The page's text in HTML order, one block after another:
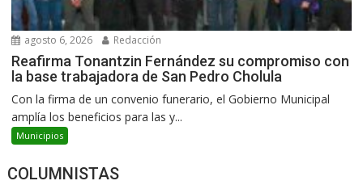
agosto 6, 2026 Redacción
Reafirma Tonantzin Fernández su compromiso con
la base trabajadora de San Pedro Cholula
Con la firma de un convenio funerario, el Gobierno Municipal
amplía los beneficios para las y...
Municipios
COLUMNISTAS